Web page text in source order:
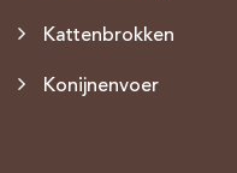
Kattenbrokken
Konijnenvoer